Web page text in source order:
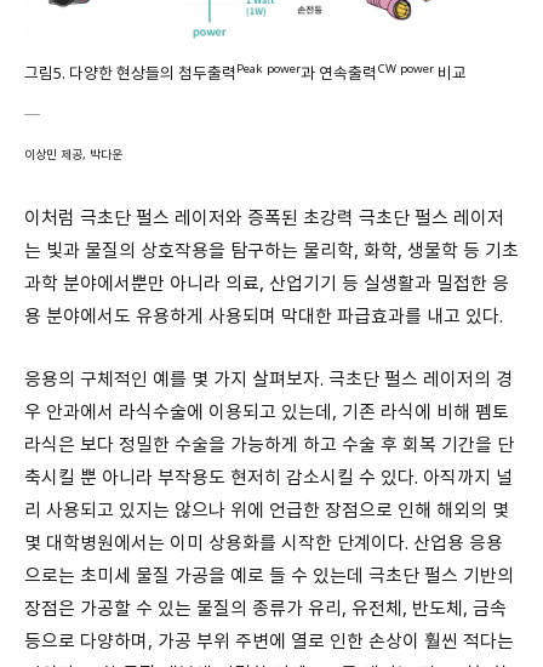
그림5. 다양한 현상들의 첨두출력 Peak power과 연속출력 CW power 비교
이상민 제공, 박다운
이처럼 극초단 펄스 레이저와 증폭된 초강력 극초단 펄스 레이저
는 빛과 물질의 상호작용을 탐구하는 물리학, 화학, 생물학 등 기초
과학 분야에서뿐만 아니라 의료, 산업기기 등 실생활과 밀접한 응
용 분야에서도 유용하게 사용되며 막대한 파급효과를 내고 있다.
응용의 구체적인 예를 몇 가지 살펴보자. 극초단 펄스 레이저의 경
우 안과에서 라식수술에 이용되고 있는데, 기존 라식에 비해 펨토
라식은 보다 정밀한 수술을 가능하게 하고 수술 후 회복 기간을 단
축시킬 뿐 아니라 부작용도 현저히 감소시킬 수 있다. 아직까지 널
리 사용되고 있지는 않으나 위에 언급한 장점으로 인해 해외의 몇
몇 대학병원에서는 이미 상용화를 시작한 단계이다. 산업용 응용
으로는 초미세 물질 가공을 예로 들 수 있는데 극초단 펄스 기반의
장점은 가공할 수 있는 물질의 종류가 유리, 유전체, 반도체, 금속
등으로 다양하며, 가공 부위 주변에 열로 인한 손상이 훨씬 적다는